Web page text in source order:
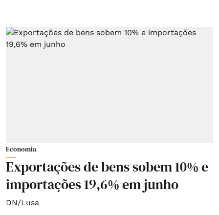
Economia
Exportações de bens sobem 10% e
importações 19,6% em junho
DN/Lusa